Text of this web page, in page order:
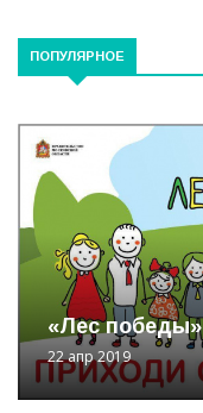
ПОПУЛЯРНОЕ
«Лес победы»
22 апр 2019